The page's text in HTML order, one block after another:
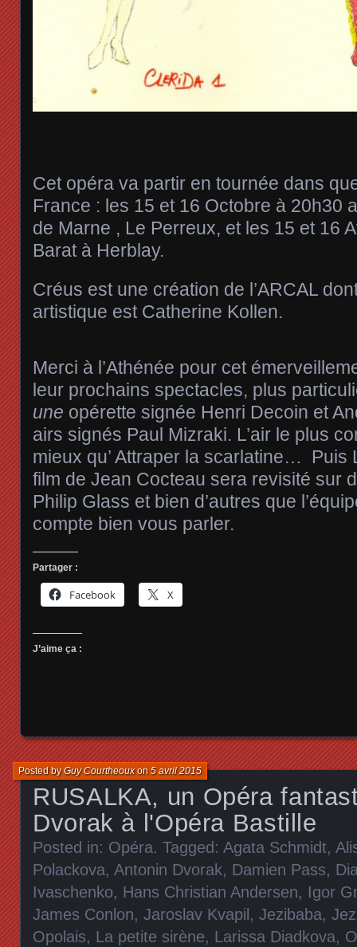
Cet opéra va partir en tournée dans
France : les 15 et 16 Octobre à 20h30
de Marne , Le Perreux, et les 15 et 16
Barat à Herblay.
Créus est une création de l’ARCAL
artistique est Catherine Kollen.
Merci à l’Athénée pour cet
leur prochains spectacles, plus
une opérette signée Henri Decoin et
airs signés Paul Mizraki. L’air le plus
mieux qu’ Attraper la scarlatine… Puis
film de Jean Cocteau sera revisité sur
Philip Glass et bien d’autres que
compte bien vous parler.
Partager :
Facebook X
J’aime ça :
RUSALKA, un Opéra
Dvorak à l'Opéra Bastille
Posted byGuy Courtheouxon5 avril 2015
Posted in: Opéra. Tagged: Agata Schmidt,
Polackova, Antonin Dvorak, Damien Pass,
Ivaschenko, Hans Christian Andersen, Igor
James Conlon, Jaroslav Kvapil , Jezibaba,
Opolais, La petite sirène, Larissa Diadkova,